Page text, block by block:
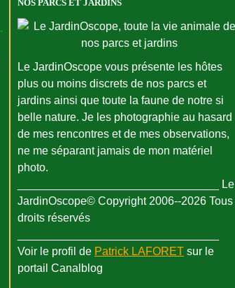
NOS PARCS ET JARDINS
Le JardinOscope vous présente les hôtes
plus ou moins discrets de nos parcs et
jardins ainsi que toute la faune de notre si
belle nature. Je les photographie au hasard
de mes rencontres et de mes observations,
ne me séparant jamais de mon matériel
photo.
________________________________ Le
JardinOscope© Copyright 2006--2026 Tous
droits réservés
Voir le profil de Patrick LAFORET sur le
portail Canalblog